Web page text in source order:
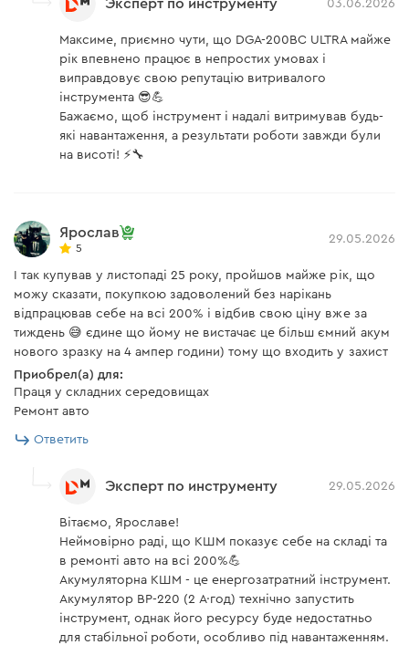
Дополнительная рукоятка
Дополнительная рукоятка может быть установлена в
3-х положениях для удобства выполнения различных
Защита от повторного включения
Если Вы поставите аккумуляторную батарею на
инструмент со включенной кнопкой пуска, УШМ не
запустится. Такая система защищает от случайных
Рекомендованные АКБ
ВР-240
Несложные работы по резке листового металла,
есть
Дополнительная рукоятка есть
Зарядное устройство нет
Инструкция есть
Ключ для снятия оснастки
Инструкция пользователя
Скачать инструкцию к "Аккумуляторная шлифмашина
Dnipro-M DGA-200BC ULTRA (без АКБ и ЗУ)"
Эксперт по инструменту 03.06.2026
Максиме, приємно чути, що DGA-200BC ULTRA майже
рік впевнено працює в непростих умовах і
виправдовує свою репутацію витривалого
інструмента 😎💪
Бажаємо, щоб інструмент і надалі витримував будь-
які навантаження, а результати роботи завжди були
на висоті! ⚡🔧
Ярослав
5
29.05.2026
І так купував у листопаді 25 року, пройшов майже рік, що
можу сказати, покупкою задоволений без нарікань
відпрацював себе на всі 200% і відбив свою ціну вже за
тиждень 😅 єдине що йому не вистачає це більш ємний акум
нового зразку на 4 ампер години) тому що входить у захист
Приобрел(а) для:
Праця у складних середовищах
Ремонт авто
Ответить
Эксперт по инструменту 29.05.2026
Вітаємо, Ярославе!
Неймовірно раді, що КШМ показує себе на складі та
в ремонті авто на всі 200%💪
Акумуляторна КШМ - це енергозатратний інструмент.
Акумулятор ВР-220 (2 А·год) технічно запустить
інструмент, однак його ресурсу буде недостатньо
для стабільної роботи, особливо під навантаженням.